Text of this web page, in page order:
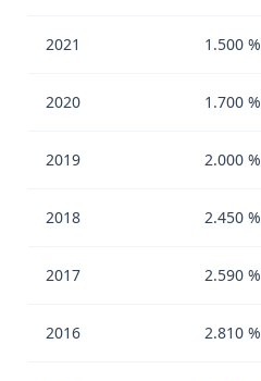
2021 1.500 %
2020 1.700 %
2019 2.000 %
2018 2.450 %
2017 2.590 %
2016 2.810 %